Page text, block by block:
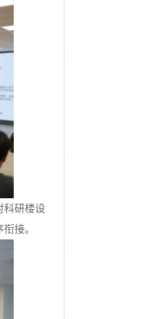
科研楼设
接。